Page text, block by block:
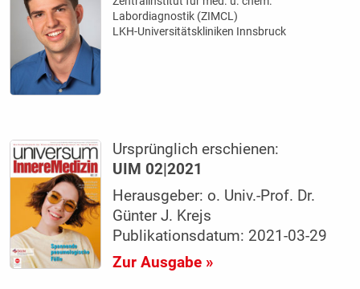
Labordiagnostik (ZIMCL)
LKH-Universitätskliniken Innsbruck
Ursprünglich erschienen:
UIM 02|2021
Herausgeber: o. Univ.-Prof. Dr.
Günter J. Krejs
Publikationsdatum: 2021-03-29
Zur Ausgabe »